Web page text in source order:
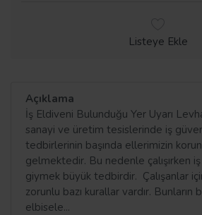
Listeye Ekle
Açıklama
İş Eldiveni Bulunduğu Yer Uyarı
sanayi ve üretim tesislerinde iş
tedbirlerinin başında ellerimizin
gelmektedir. Bu nedenle çalışırken
giymek büyük tedbirdir. Çalışanlar
zorunlu bazı kurallar vardır. Bunların
elbisele...